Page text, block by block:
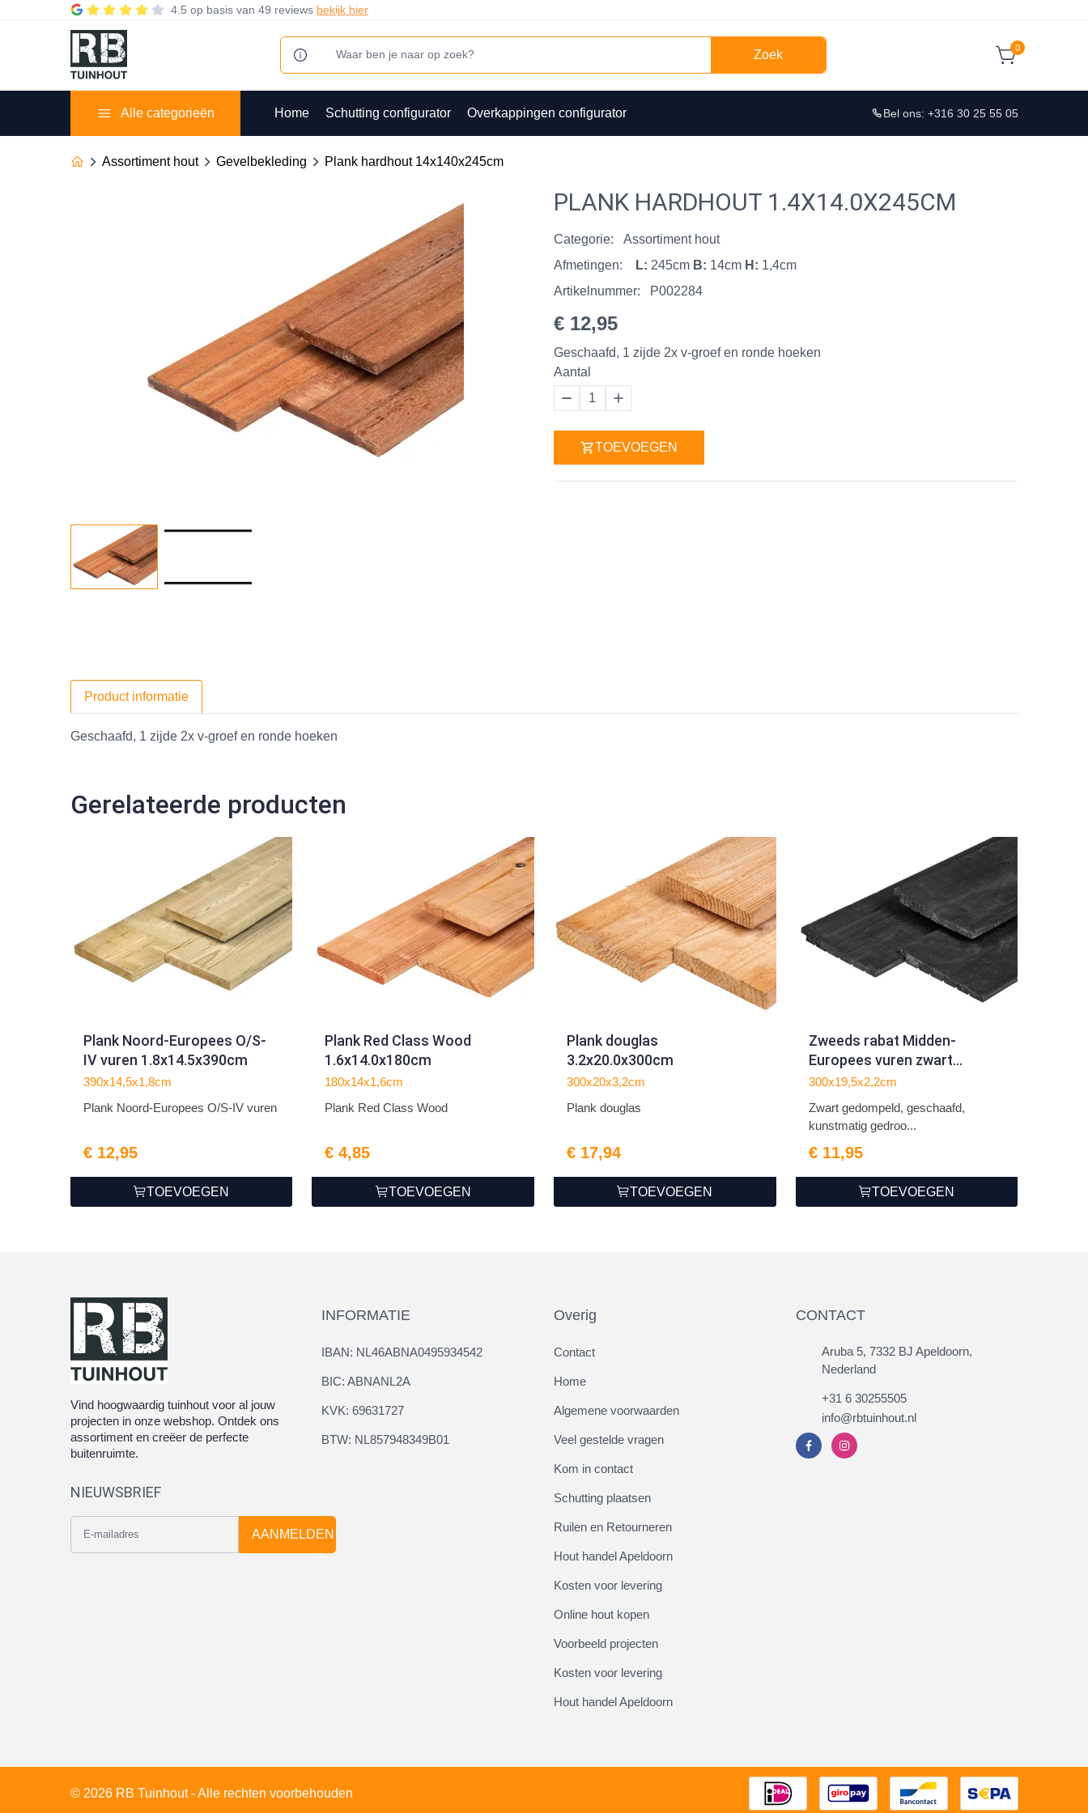
4.5 op basis van 49 reviews bekijk hier
Zoek 0
Alle categorieën Home Schutting configurator Overkappingen configurator Bel ons: +316 30 25 55 05
Assortiment hout Gevelbekleding Plank hardhout 14x140x245cm
PLANK HARDHOUT 1.4X14.0X245CM
Categorie:
Assortiment hout
Afmetingen:
L: 245cm B: 14cm H: 1,4cm
Artikelnummer:
P002284
€ 12,95
Geschaafd, 1 zijde 2x v-groef en ronde hoeken
Aantal
1
TOEVOEGEN
Product informatie
Geschaafd, 1 zijde 2x v-groef en ronde hoeken
Gerelateerde producten
Plank Noord-Europees O/S-
IV vuren 1.8x14.5x390cm
390x14,5x1,8cm
Plank Noord-Europees O/S-IV vuren
€ 12,95
TOEVOEGEN
Plank Red Class Wood
1.6x14.0x180cm
180x14x1,6cm
Plank Red Class Wood
€ 4,85
TOEVOEGEN
Plank douglas
3.2x20.0x300cm
300x20x3,2cm
Plank douglas
€ 17,94
TOEVOEGEN
Zweeds rabat Midden-
Europees vuren zwart
1.1/2.2x19.5x300cm
300x19,5x2,2cm
Zwart gedompeld, geschaafd,
kunstmatig gedroo...
€ 11,95
TOEVOEGEN
Vind hoogwaardig tuinhout voor al jouw
projecten in onze webshop. Ontdek ons
assortiment en creëer de perfecte
buitenruimte.
NIEUWSBRIEF
AANMELDEN
INFORMATIE
IBAN: NL46ABNA0495934542
BIC: ABNANL2A
KVK: 69631727
BTW: NL857948349B01
Overig
Contact
Home
Algemene voorwaarden
Veel gestelde vragen
Kom in contact
Schutting plaatsen
Ruilen en Retourneren
Hout handel Apeldoorn
Kosten voor levering
Online hout kopen
Voorbeeld projecten
Kosten voor levering
Hout handel Apeldoorn
CONTACT
Aruba 5, 7332 BJ Apeldoorn,
Nederland
+31 6 30255505
info@rbtuinhout.nl
© 2026 RB Tuinhout - Alle rechten voorbehouden